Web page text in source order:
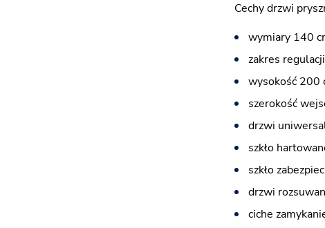
Cechy drzwi
wymiary 140
zakres
wysokość 200
szerokość
drzwi
szkło
szkło
drzwi
ciche